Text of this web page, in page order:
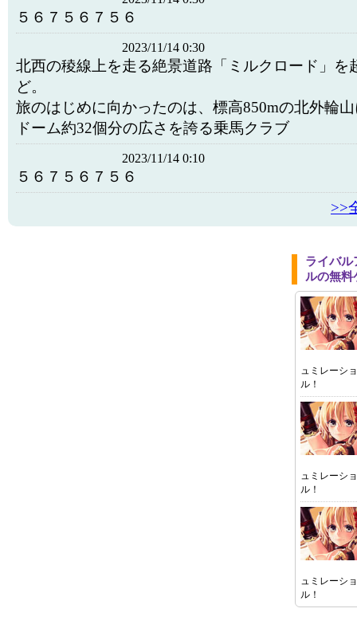
５６７５６７５６
2023/11/14 0:30
北西の稜線上を走る絶景道路「ミルクロード」を
ど。
旅のはじめに向かったのは、標高850mの北外輪
ドーム約32個分の広さを誇る乗馬クラブ
2023/11/14 0:10
５６７５６７５６
>>
ライバル
ルの無料
ュミレーシ
ル！
ュミレーシ
ル！
ュミレーシ
ル！